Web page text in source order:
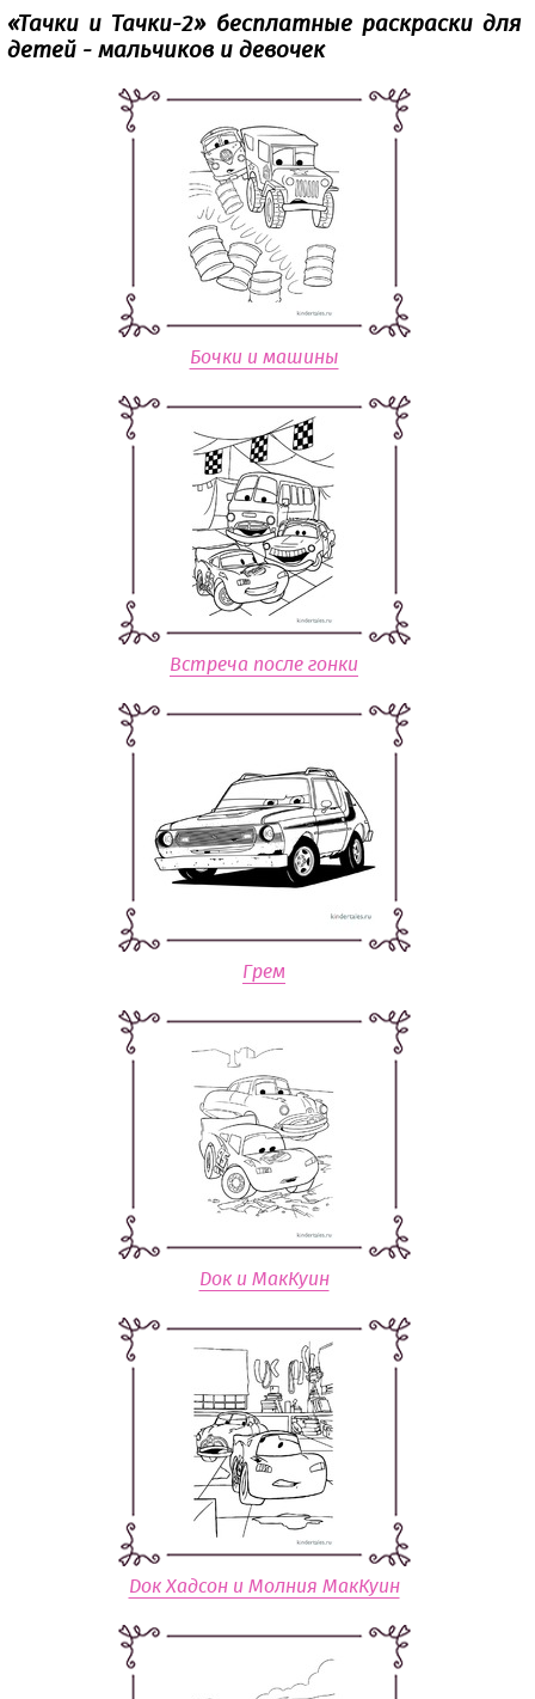
«‎Тачки и Тачки-2» бесплатные раскраски для
детей - мальчиков и девочек
Бочки и машины
Встреча после гонки
Грем
Док и МакКуин
Док Хадсон и Молния МакКуин